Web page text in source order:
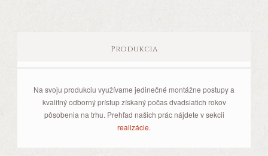
Produkcia
Na svoju produkciu využívame jedinečné montážne postupy a
kvalitný odborný prístup získaný počas dvadsiatich rokov
pôsobenia na trhu. Prehľad našich prác nájdete v sekcii
realizácie.